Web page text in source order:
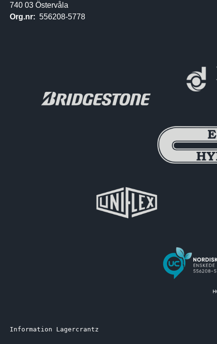
Information Lagercrantz
740 03 Östervåla
Org.nr: 556208-5778